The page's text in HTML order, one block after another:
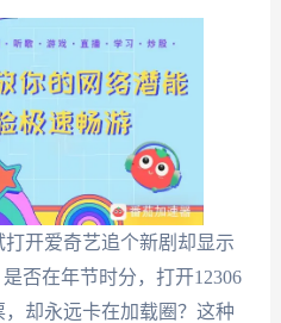
开爱奇艺追个新剧却显示
否在年节时分，打开12306
却永远卡在加载圈？这种